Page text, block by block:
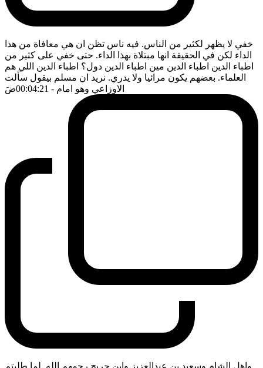
خفي لا يظهر لكثير من الناس. فيه ناس تظن ان هي معافاة من هذا
الداء لكن في الحقيقة انها مبتلاة بهذا الداء. حتى خفي على كثير من
اطباء الدين اطباء الدين مين اطباء الدين دول؟ اطباء الدين اللي هم
العلماء. بعضهم يكون مرائيا ولا يدري. نريد ان مسلم بيقول سألت
الاوزاعي وهو امام - 00:04:21 ضَ
واهل الشام وسعيد بن عبدالعزيز وابن جريج رحمهم الله. لما طلبتم